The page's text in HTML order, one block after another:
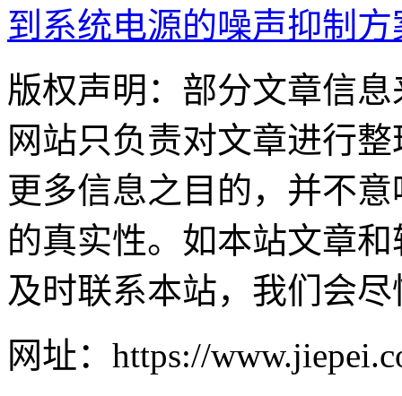
到系统电源的噪声抑制方
版权声明：部分文章信
网站只负责对文章进行
更多信息之目的，并不
的真实性。如本站文章
及时联系本站，我们会
网址：https://